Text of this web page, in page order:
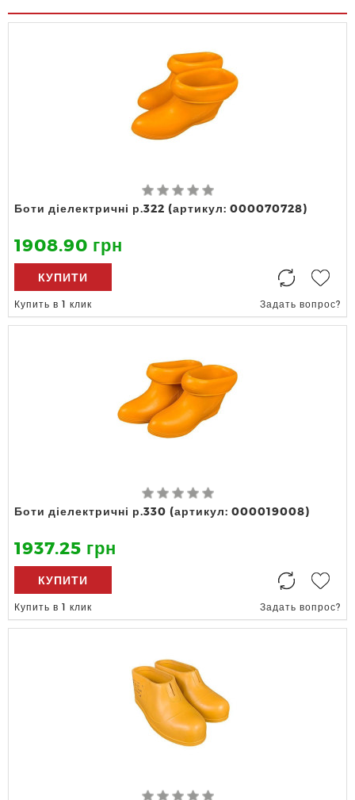
Боти діелектричні р.322 (артикул: 000070728)
1908.90 грн
КУПИТИ
Купить в 1 клик Задать вопрос?
Боти діелектричні р.330 (артикул: 000019008)
1937.25 грн
КУПИТИ
Купить в 1 клик Задать вопрос?